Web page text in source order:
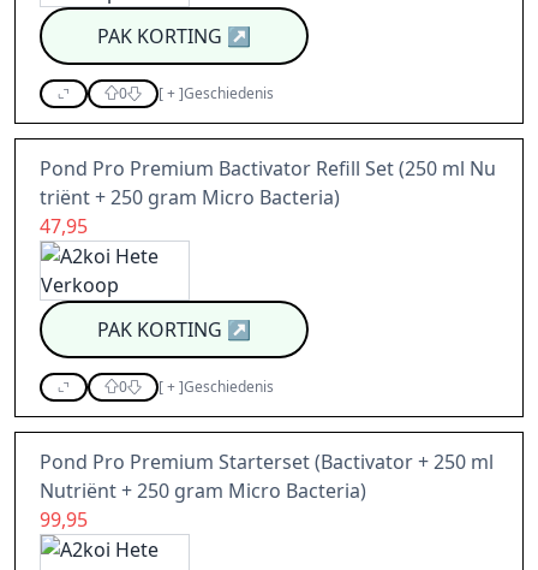
PAK KORTING ↗
0 [+]Geschiedenis
Pond Pro Premium Bactivator Refill Set (250 ml Nu
triënt + 250 gram Micro Bacteria)
47,95
PAK KORTING ↗
0 [+]Geschiedenis
Pond Pro Premium Starterset (Bactivator + 250 ml
Nutriënt + 250 gram Micro Bacteria)
99,95